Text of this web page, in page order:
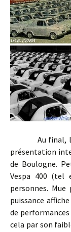
Au final, la
présentation
de Boulogne.
Vespa 400 (tel
personnes.
puissance
de
cela par son